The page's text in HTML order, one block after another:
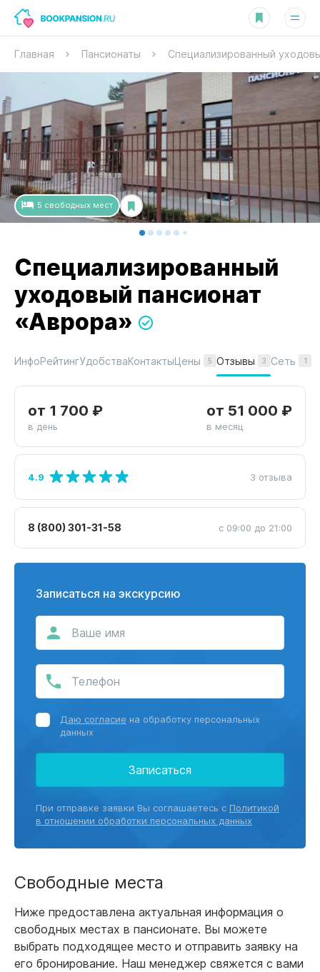
Главная Пансионаты Специализированный
5 свободных мест
Специализированный
уходовый пансионат
«Аврора»
ИнфоРейтингУдобстваКонтактыЦены 5 Отзывы 3 Сеть 1
от 1 700 ₽
в день
от 51 000 ₽
в месяц
4.9 3 отзыва
8 (800) 301-31-58 с 09:00 до 21:00
Записаться на экскурсию
Даю согласие на обработку персональных
данных
Записаться
При отправке заявки Вы соглашаетесь с Политикой
в отношении обработки персональных данных
Свободные места
Ниже предоставлена актуальная информация о
свободных местах в пансионате. Вы можете
выбрать подходящее место и отправить заявку на
его бронирование. Наш менеджер свяжется с вами